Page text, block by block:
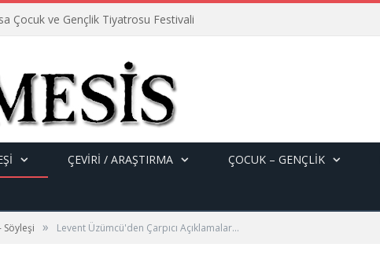
Çocuk ve Gençlik Tiyatrosu Festivali
ÇEVİRİ / ARAŞTIRMA ÇOCUK – GENÇLIK
Söyleşi » Levent Üzümcü'den Çarpıcı Açıklamalar…